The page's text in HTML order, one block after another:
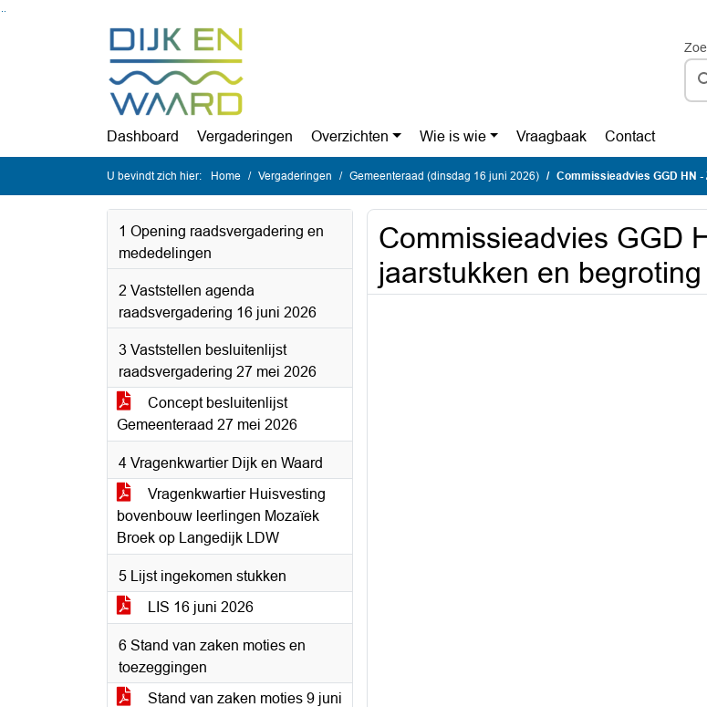
Dashboard Vergaderingen Overzichten Wie is wie Vraagbaak Contact
U bevindt zich hier: Home Vergaderingen Gemeenteraad (dinsdag 16 juni 2026) Commissieadvies GGD HN
1 Opening raadsvergadering en
mededelingen
2 Vaststellen agenda
raadsvergadering 16 juni 2026
3 Vaststellen besluitenlijst
raadsvergadering 27 mei 2026
Concept besluitenlijst
Gemeenteraad 27 mei 2026
4 Vragenkwartier Dijk en Waard
Vragenkwartier Huisvesting
bovenbouw leerlingen Mozaïek
Broek op Langedijk LDW
5 Lijst ingekomen stukken
LIS 16 juni 2026
6 Stand van zaken moties en
toezeggingen
Stand van zaken moties 9 juni
Commissieadvies GGD
jaarstukken en begroting